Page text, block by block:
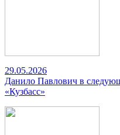
29.05.2026
Данило Павлович в
«Кузбасс»